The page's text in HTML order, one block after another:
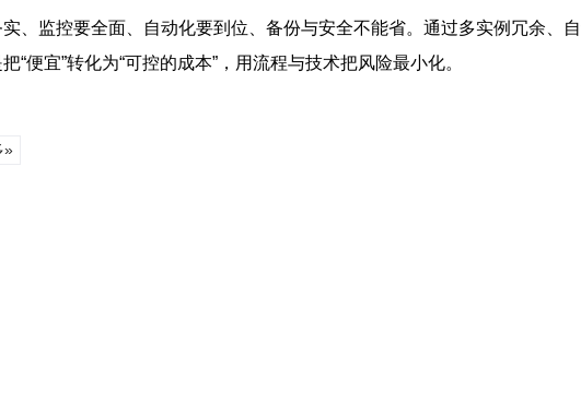
、监控要全面、自动化要到位、备份与安全不能省。通过多实例冗余、
便宜”转化为“可控的成本”，用流程与技术把风险最小化。
»